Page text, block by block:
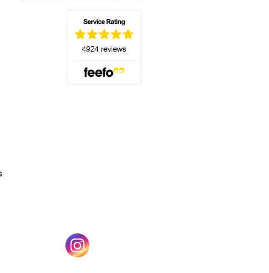
nouvel onglet) (s'ouvre dans un nouvel onglet)